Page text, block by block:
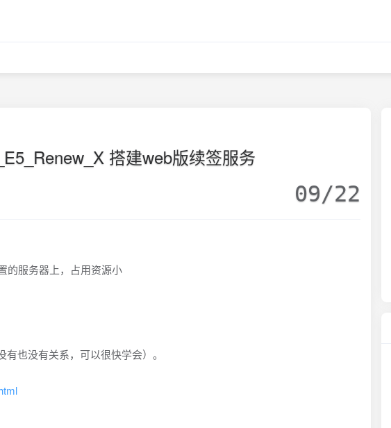
搭建web版续签服务
09/22
的服务器上，占用资源小
也没有关系，可以很快学会）。